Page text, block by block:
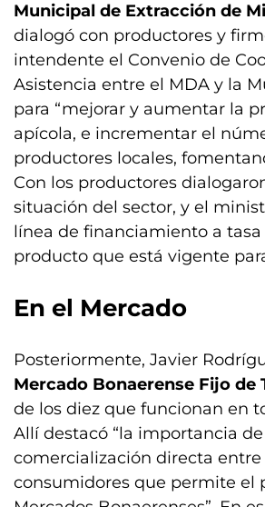
Municipal de Extracción de
dialogó con productores y
intendente el Convenio de
Asistencia entre el MDA y la
para “mejorar y aumentar la
apícola, e incrementar el
productores locales,
Con los productores
situación del sector, y el
línea de financiamiento a tasa
producto que está vigente
En el Mercado
Posteriormente, Javier
Mercado Bonaerense Fijo de
de los diez que funcionan en
Allí destacó “la importancia de
comercialización directa
consumidores que permite el